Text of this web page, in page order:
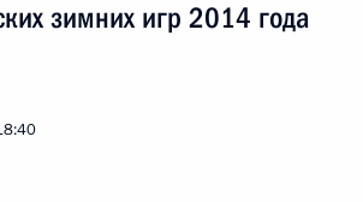
зимних игр 2014 года